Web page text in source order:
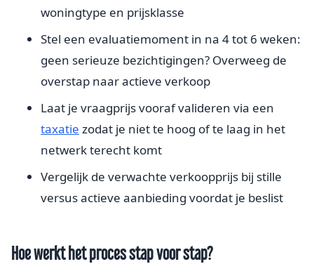
woningtype en prijsklasse
Stel een evaluatiemoment in na 4 tot 6 weken:
geen serieuze bezichtigingen? Overweeg de
overstap naar actieve verkoop
Laat je vraagprijs vooraf valideren via een
taxatie zodat je niet te hoog of te laag in het
netwerk terecht komt
Vergelijk de verwachte verkoopprijs bij stille
versus actieve aanbieding voordat je beslist
Hoe werkt het proces stap voor stap?